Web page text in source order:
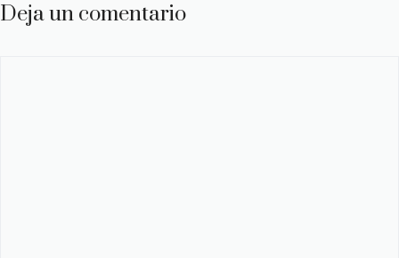
Deja un comentario